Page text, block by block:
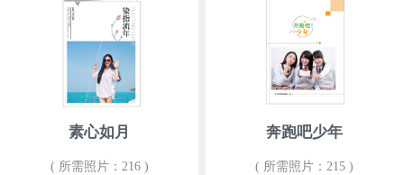
素心如月
( 所需照片：216 )
奔跑吧少年
( 所需照片：215 )